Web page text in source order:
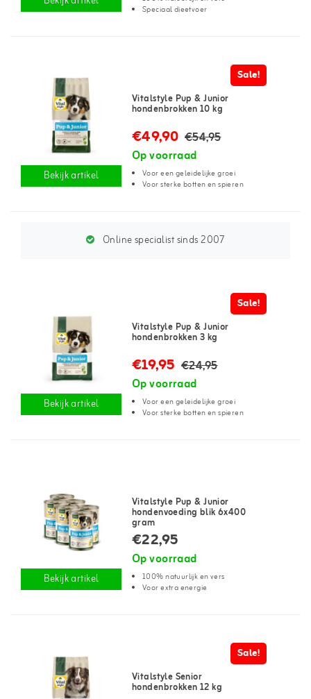
Speciaal dieetvoer
Bekijk artikel
Sale!
Vitalstyle Pup & Junior
hondenbrokken 10 kg
€49,90 €54,95
Op voorraad
Voor een geleidelijke groei
Voor sterke botten en spieren
Online specialist sinds 2007
Bekijk artikel
Sale!
Vitalstyle Pup & Junior
hondenbrokken 3 kg
€19,95 €24,95
Op voorraad
Voor een geleidelijke groei
Voor sterke botten en spieren
Bekijk artikel
Vitalstyle Pup & Junior
hondenvoeding blik 6x400
gram
€22,95
Op voorraad
100% natuurlijk en vers
Voor extra energie
Sale!
Vitalstyle Senior
hondenbrokken 12 kg